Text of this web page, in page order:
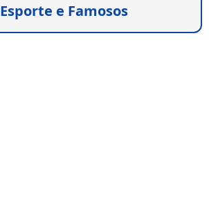
Esporte e Famosos